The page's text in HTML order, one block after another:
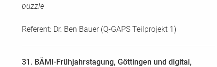
Login
English
puzzle
Referent: Dr. Ben Bauer (Q-GAPS Teilprojekt 1)
31. BÄMI-Frühjahrstagung, Göttingen und digital,